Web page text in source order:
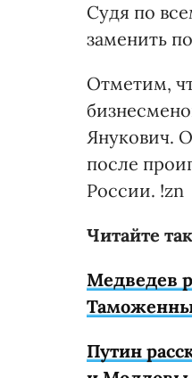
Судя по
заменить
Отметим,
Янукович.
после
России. !zn
Читайте
Медведев
Путин